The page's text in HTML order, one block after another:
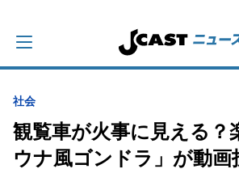
社会
観覧車が火事に見える？
ウナ風ゴンドラ」が動